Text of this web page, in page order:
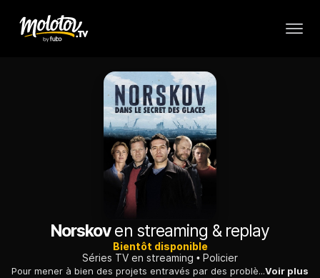
Norskoven streaming & replay
Bientôt disponible
Séries TV en streaming
Policier
Pour mener à bien des projets entravés par des problèmes de drogue, le maire de Norskov fait appel à l'inspecteur Tom Noack, un enfant du pays.Voir plus